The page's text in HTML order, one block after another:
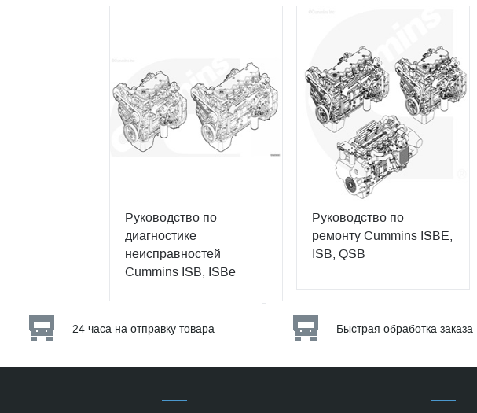
Руководство по
диагностике
неисправностей
Cummins ISB, ISBe
Руководство по
ремонту Cummins ISBE,
ISB, QSB
24 часа на отправку товара Быстрая обработка заказа